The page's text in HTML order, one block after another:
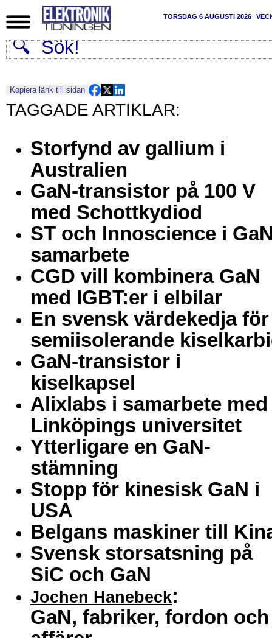
TORSDAG 6 AUGUSTI 2026
Kopiera länk till sidan
Storfynd av gallium i
Australien
GaN-transistor på 100 V
med Schottkydiod
ST och Innoscience i
samarbete
CGD vill kombinera GaN
med IGBT:er i elbilar
En svensk värdekedja för
semiisolerande
GaN-transistor i
kiselkapsel
Alixlabs i samarbete med
Linköpings universitet
Ytterligare en GaN-
stämning
Stopp för kinesisk GaN i
USA
Belgans maskiner till
Svensk storsatsning på
SiC och GaN
Jochen Hanebeck:
GaN, fabriker, fordon och